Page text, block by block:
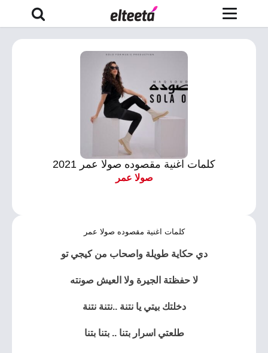
كلمات اغنية مقصوده صولا عمر 2021
صولا عمر
كلمات اغنية مقصوده صولا عمر
دي حكاية طويلة واصحاب من كيجي تو
لا حفظتة الجيرة ولا العيش صونته
دخلتك بيتي يا نتنة ..نتنة نتنة
طلعتي اسرار بتنا .. بتنا بتنا